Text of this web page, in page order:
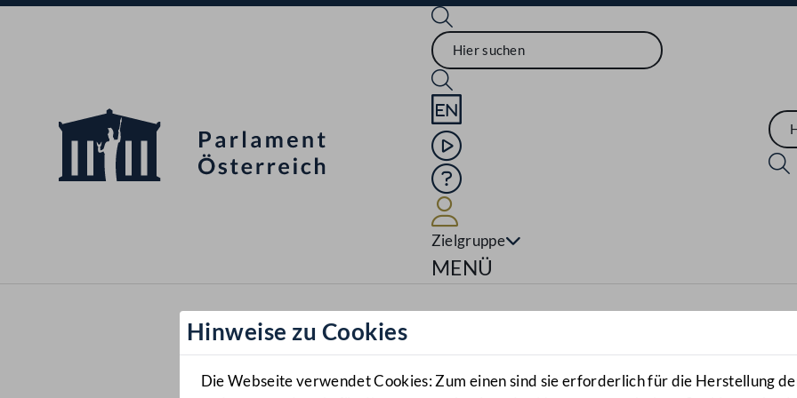
Sprache English
Mediathek
Hilfe
Zielgruppe
Navigationsmenü öffnen
MENÜ
Hinweise zu Cookies
Die Webseite verwendet Cookies: Zum einen sind sie erforderlich für die Herstellung